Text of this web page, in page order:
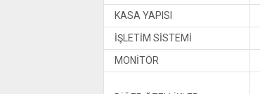
KASA YAPISI
İŞLETİM SİSTEMİ
MONİTÖR